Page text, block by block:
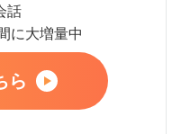
話
に大増量中
ら